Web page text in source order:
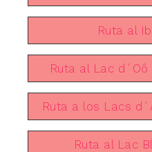
Ruta al
Ruta al Lac
Ruta a los Lacs
Ruta al Lac